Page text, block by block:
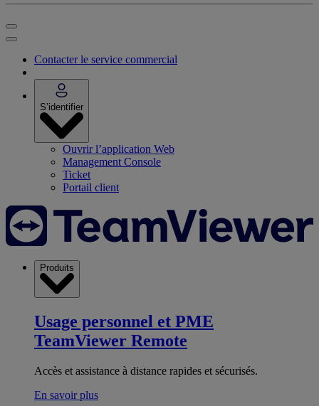
Contacter le service commercial
S’identifier
Ouvrir l’application Web
Management Console
Ticket
Portail client
Produits
Usage personnel et PME
TeamViewer Remote
Accès et assistance à distance rapides et sécurisés.
En savoir plus